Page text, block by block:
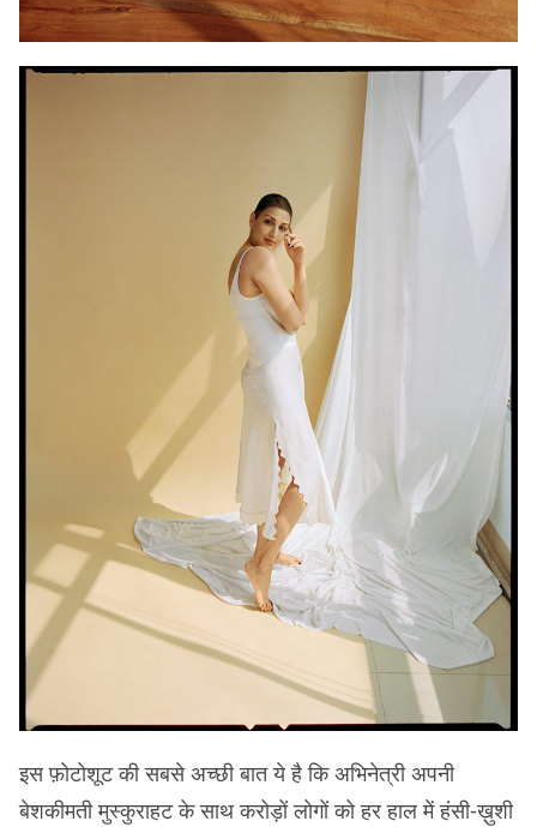
इस फ़ोटोशूट की सबसे अच्छी बात ये है कि अभिनेत्री अपनी
बेशकीमती मुस्कुराहट के साथ करोड़ों लोगों को हर हाल में हंसी-ख़ुशी